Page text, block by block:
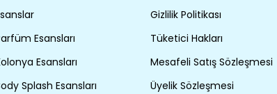
Esansları
Esansları
Splash Esansları
Gizlilik Politikası
Tüketici Hakları
Mesafeli Satış Sözleşmesi
Üyelik Sözleşmesi